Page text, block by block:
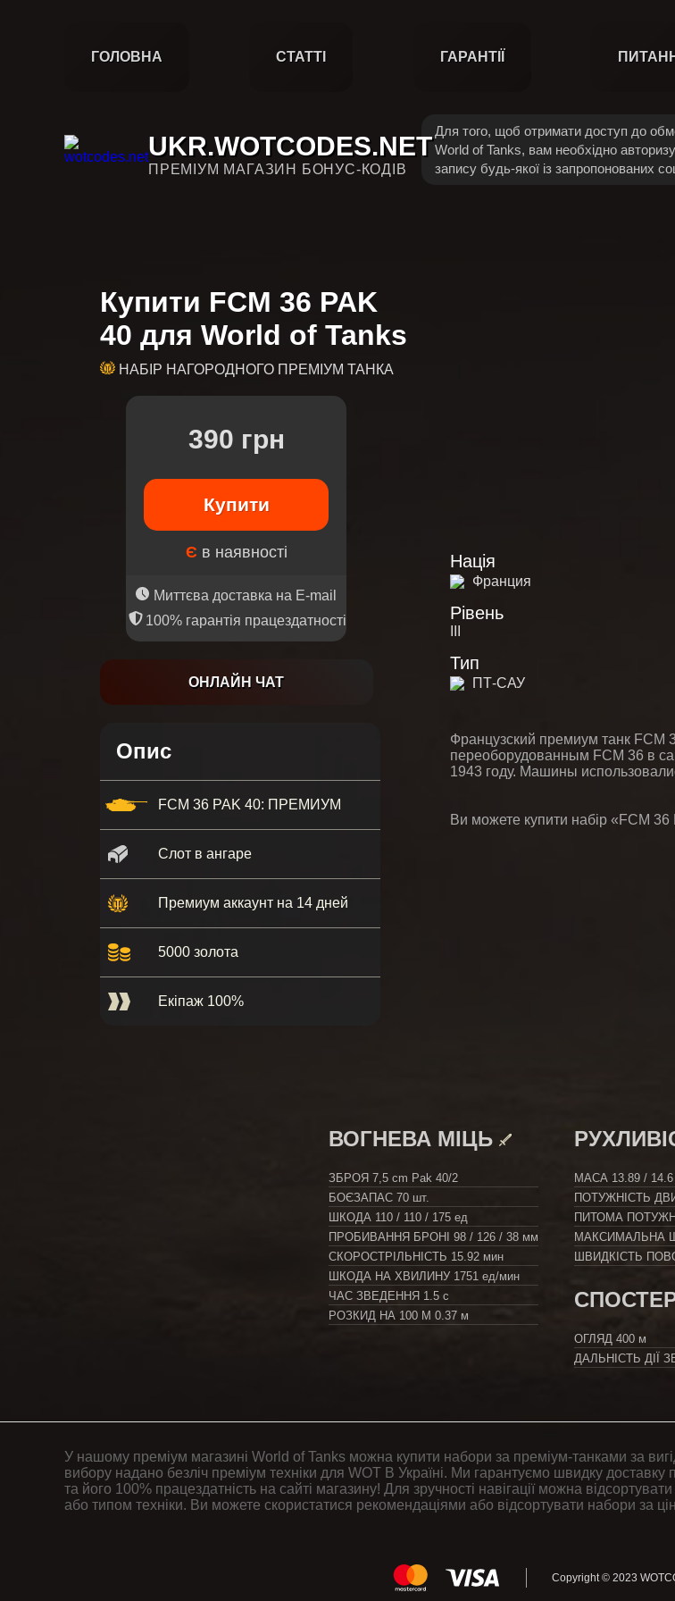
ГОЛОВНА СТАТТІ ГАРАНТІЇ
UKR.WOTCODES.NET
ПРЕМІУМ МАГАЗИН БОНУС-КОДІВ
Для того, щоб отримати доступ до
World of Tanks, вам необхідно
запису будь-якої із запропонованих
Купити FCM 36 PAK
40 для World of Tanks
НАБІР НАГОРОДНОГО ПРЕМІУМ ТАНКА
390 грн
Купити
Є в наявності
Миттєва доставка на E-mail
100% гарантія працездатності
ОНЛАЙН ЧАТ
Нація
Франция
Рівень
Тип
ПТ-САУ
Опис
FCM 36 PAK 40: ПРЕМИУМ
Слот в ангаре
Премиум аккаунт на 14 дней
5000 золота
Екіпаж 100%
Французский премиум танк FCM
переоборудованным FCM 36 в
1943 году. Машины
Ви можете купити набір «FCM
ВОГНЕВА МІЦЬ
ЗБРОЯ 7,5 cm Pak 40/2
БОЄЗАПАС 70 шт.
ШКОДА 110 / 110 / 175 ед
ПРОБИВАННЯ БРОНІ 98 / 126 / 38 мм
СКОРОСТРІЛЬНІСТЬ 15.92 мин
ШКОДА НА ХВИЛИНУ 1751 ед/мин
ЧАС ЗВЕДЕННЯ 1.5 с
РОЗКИД НА 100 М 0.37 м
МАСА 13.89 / 14.6
ПОТУЖНІСТЬ
ПИТОМА
МАКСИМАЛЬНА
ШВИДКІСТЬ
ОГЛЯД 400 м
ДАЛЬНІСТЬ ДІЇ
У нашому преміум магазині World of Tanks можна купити набори за преміум-танками за
вибору надано безліч преміум техніки для WOT В Україні. Ми гарантуємо швидку доставку
та його 100% працездатність на сайті магазину! Для зручності навігації можна
або типом техніки. Ви можете скористатися рекомендаціями або відсортувати набори за
Copyright © 2023